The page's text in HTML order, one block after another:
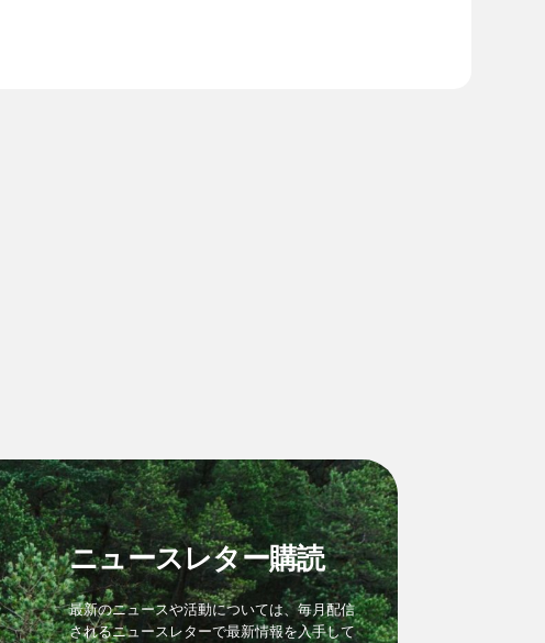
ニュースレター購読
最新のニュースや活動については、毎月配信
されるニュースレターで最新情報を入手して